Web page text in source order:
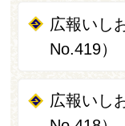
広報いし
No.419）
広報いし